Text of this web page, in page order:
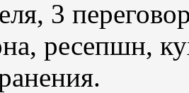
3
ресепшн,